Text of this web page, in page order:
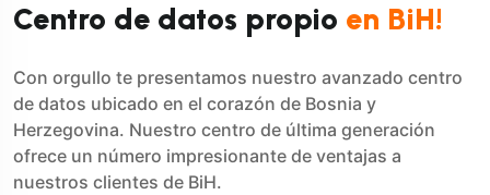
Centro de datos propio en BiH!
Con orgullo te presentamos nuestro avanzado centro
de datos ubicado en el corazón de Bosnia y
Herzegovina. Nuestro centro de última generación
ofrece un número impresionante de ventajas a
nuestros clientes de BiH.